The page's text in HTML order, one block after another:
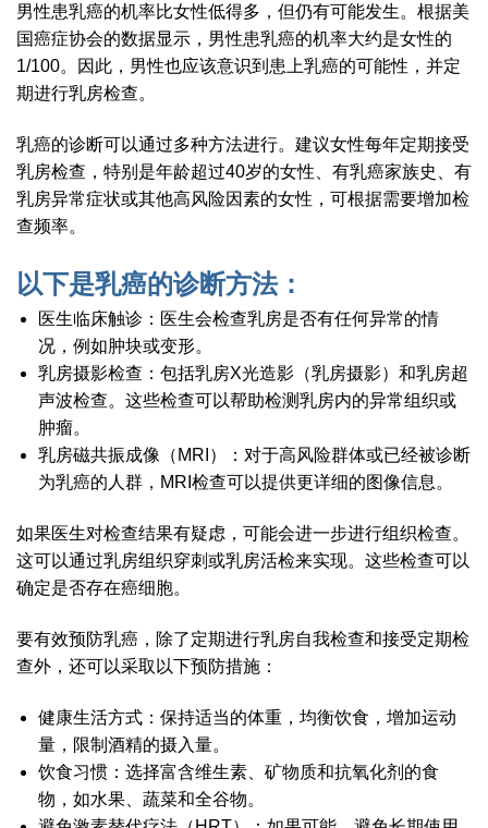
男性患乳癌的机率比女性低得多，但仍有可能发生。根据美
国癌症协会的数据显示，男性患乳癌的机率大约是女性的
1/100。因此，男性也应该意识到患上乳癌的可能性，并定
期进行乳房检查。
乳癌的诊断可以通过多种方法进行。建议女性每年定期接受
乳房检查，特别是年龄超过40岁的女性、有乳癌家族史、有
乳房异常症状或其他高风险因素的女性，可根据需要增加检
查频率。
以下是乳癌的诊断方法：
医生临床触诊：医生会检查乳房是否有任何异常的情
况，例如肿块或变形。
乳房摄影检查：包括乳房X光造影（乳房摄影）和乳房超
声波检查。这些检查可以帮助检测乳房内的异常组织或
肿瘤。
乳房磁共振成像（MRI）：对于高风险群体或已经被诊断
为乳癌的人群，MRI检查可以提供更详细的图像信息。
如果医生对检查结果有疑虑，可能会进一步进行组织检查。
这可以通过乳房组织穿刺或乳房活检来实现。这些检查可以
确定是否存在癌细胞。
要有效预防乳癌，除了定期进行乳房自我检查和接受定期检
查外，还可以采取以下预防措施：
健康生活方式：保持适当的体重，均衡饮食，增加运动
量，限制酒精的摄入量。
饮食习惯：选择富含维生素、矿物质和抗氧化剂的食
物，如水果、蔬菜和全谷物。